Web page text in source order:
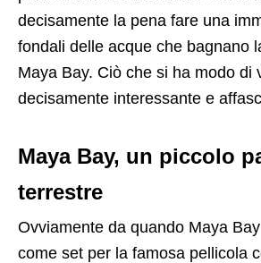
decisamente la pena fare una
fondali delle acque che bagnano
Maya Bay. Ciò che si ha modo di
decisamente interessante e
Maya Bay, un piccolo
terrestre
Ovviamente da quando Maya
come set per la famosa pellicola